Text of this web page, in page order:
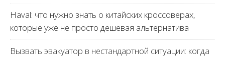
Haval: что нужно знать о китайских кроссоверах,
которые уже не просто дешёвая альтернатива
Вызвать эвакуатор в нестандартной ситуации: когда